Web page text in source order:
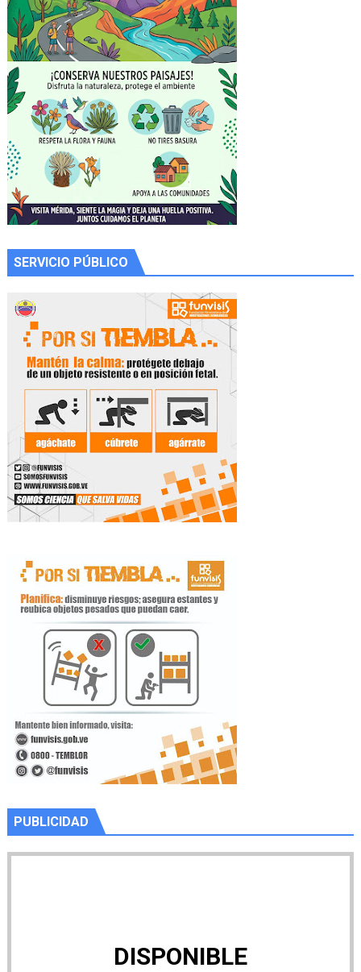
SERVICIO PÚBLICO
PUBLICIDAD
DISPONIBLE